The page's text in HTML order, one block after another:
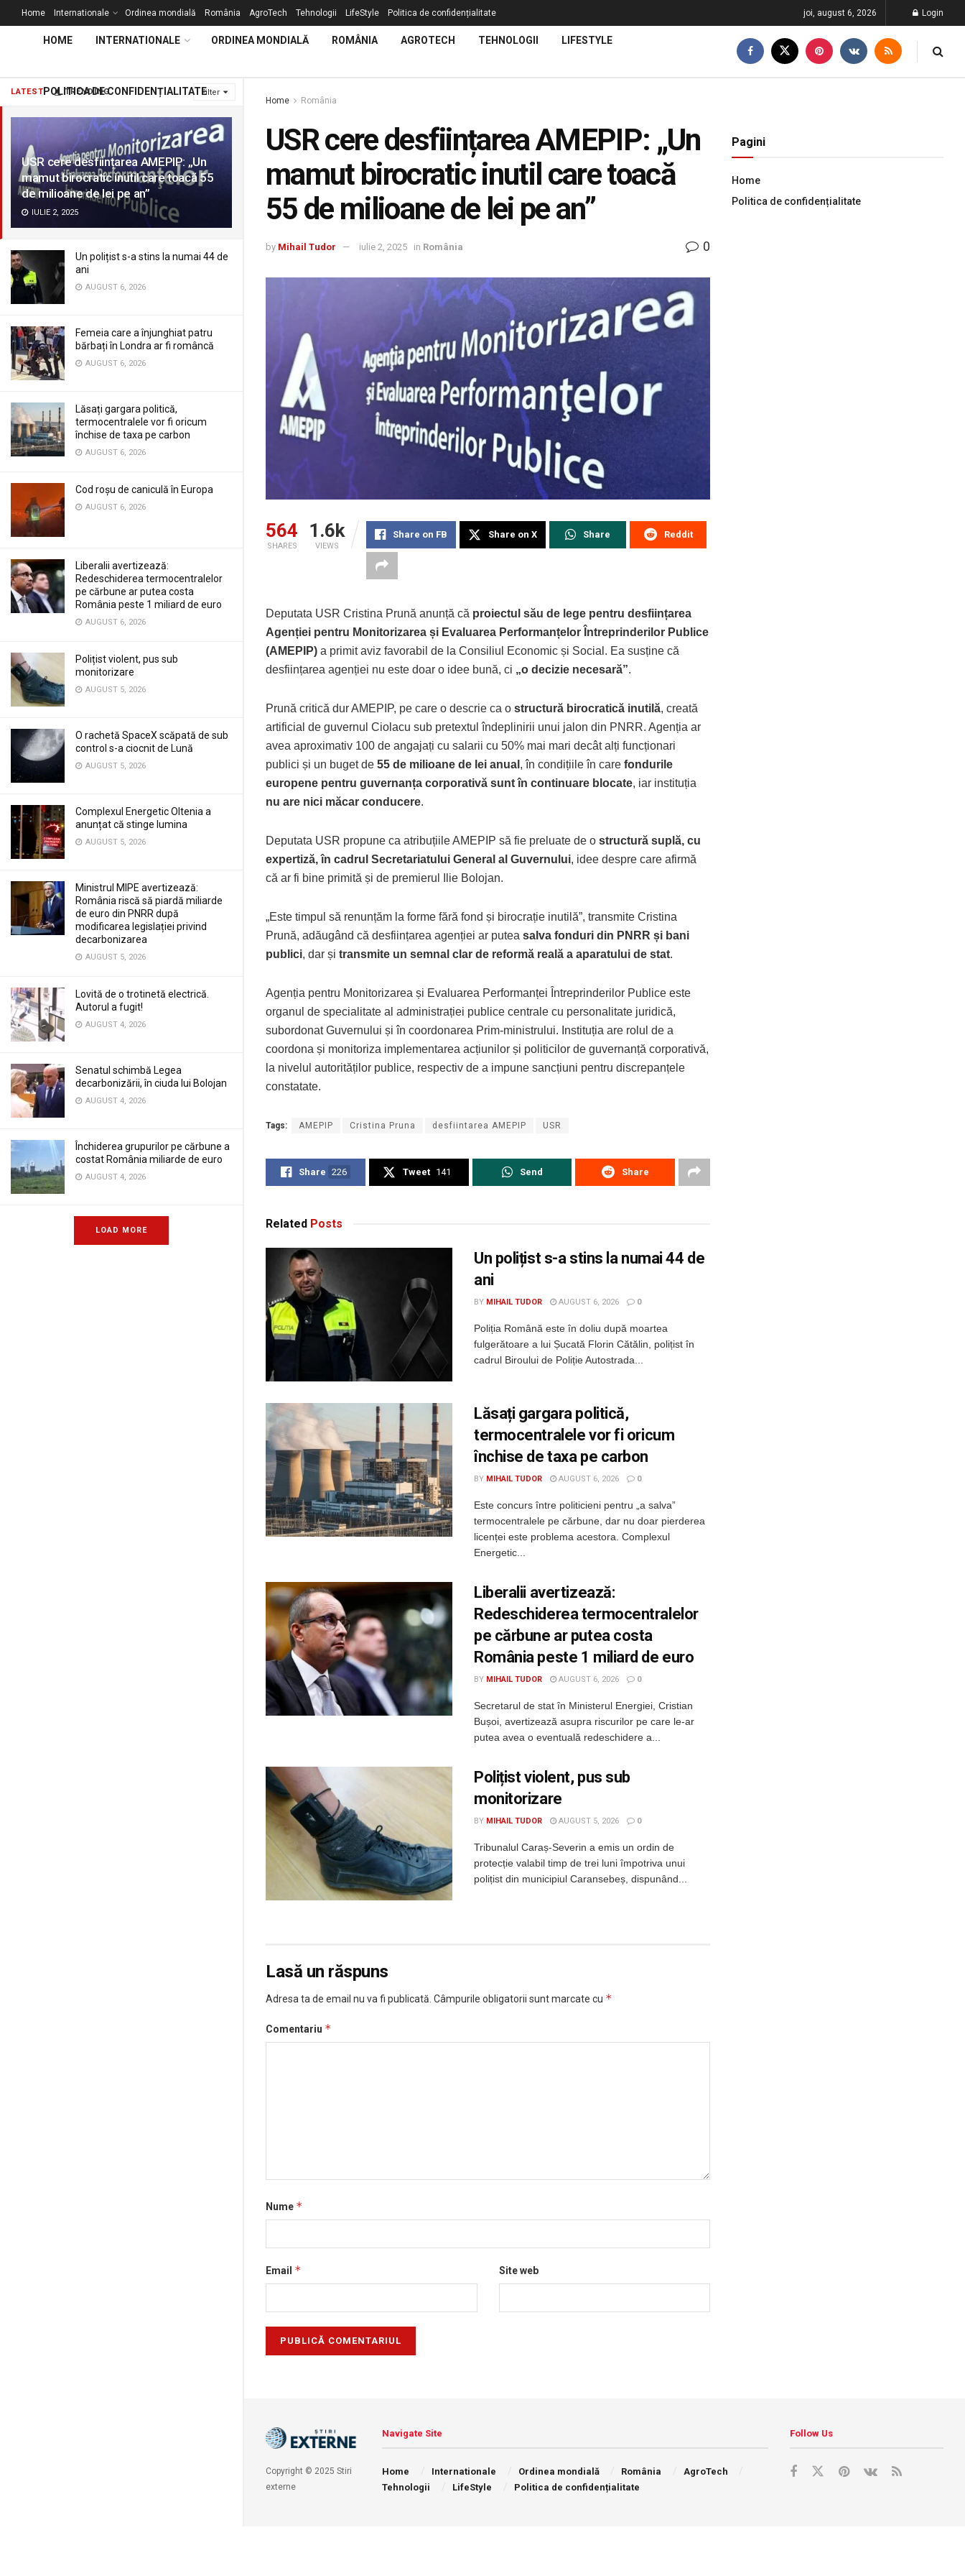
LATEST TRENDING Filter
USR cere desființarea AMEPIP: „Un
mamut birocratic inutil care toacă 55
de milioane de lei pe an”
IULIE 2, 2025
Un polițist s-a stins la numai 44 de
ani
AUGUST 6, 2026
Femeia care a înjunghiat patru
bărbați în Londra ar fi româncă
AUGUST 6, 2026
Lăsați gargara politică,
termocentralele vor fi oricum
închise de taxa pe carbon
AUGUST 6, 2026
Cod roșu de caniculă în Europa
AUGUST 6, 2026
Liberalii avertizează:
Redeschiderea termocentralelor
pe cărbune ar putea costa
România peste 1 miliard de euro
AUGUST 6, 2026
Polițist violent, pus sub
monitorizare
AUGUST 5, 2026
O rachetă SpaceX scăpată de sub
control s-a ciocnit de Lună
AUGUST 5, 2026
Complexul Energetic Oltenia a
anunțat că stinge lumina
AUGUST 5, 2026
Ministrul MIPE avertizează:
România riscă să piardă miliarde
de euro din PNRR după
modificarea legislației privind
decarbonizarea
AUGUST 5, 2026
Lovită de o trotinetă electrică.
Autorul a fugit!
AUGUST 4, 2026
Senatul schimbă Legea
decarbonizării, în ciuda lui Bolojan
AUGUST 4, 2026
Închiderea grupurilor pe cărbune a
costat România miliarde de euro
AUGUST 4, 2026
LOAD MORE
Home Internationale Ordinea mondială România AgroTech Tehnologii LifeStyle Politica de confidențialitate joi, august 6, 2026 Login
HOME INTERNATIONALE ORDINEA MONDIALĂ ROMÂNIA AGROTECH TEHNOLOGII LIFESTYLE
POLITICA DE CONFIDENȚIALITATE
Home România
USR cere desființarea AMEPIP: „Un
mamut birocratic inutil care toacă
55 de milioane de lei pe an”
by Mihail Tudor iulie 2, 2025 in România 0
564
SHARES
1.6k
VIEWS
Share on FB Share on X Share Reddit
Deputata USR Cristina Prună anunță că proiectul său de lege pentru desființarea
Agenției pentru Monitorizarea și Evaluarea Performanțelor Întreprinderilor Publice
(AMEPIP) a primit aviz favorabil de la Consiliul Economic și Social. Ea susține că
desființarea agenției nu este doar o idee bună, ci „o decizie necesară”.
Prună critică dur AMEPIP, pe care o descrie ca o structură birocratică inutilă, creată
artificial de guvernul Ciolacu sub pretextul îndeplinirii unui jalon din PNRR. Agenția ar
avea aproximativ 100 de angajați cu salarii cu 50% mai mari decât alți funcționari
publici și un buget de 55 de milioane de lei anual , în condițiile în care fondurile
europene pentru guvernanța corporativă sunt în continuare blocate, iar instituția
nu are nici măcar conducere.
Deputata USR propune ca atribuțiile AMEPIP să fie preluate de o structură suplă, cu
expertiză, în cadrul Secretariatului General al Guvernului, idee despre care afirmă
că ar fi bine primită și de premierul Ilie Bolojan.
„Este timpul să renunțăm la forme fără fond și birocrație inutilă”, transmite Cristina
Prună, adăugând că desființarea agenției ar putea salva fonduri din PNRR și bani
publici, dar și transmite un semnal clar de reformă reală a aparatului de stat.
Agenția pentru Monitorizarea și Evaluarea Performanței Întreprinderilor Publice este
organul de specialitate al administrației publice centrale cu personalitate juridică,
subordonat Guvernului și în coordonarea Prim-ministrului. Instituția are rolul de a
coordona și monitoriza implementarea acțiunilor și politicilor de guvernanță corporativă,
la nivelul autorităților publice, respectiv de a impune sancțiuni pentru discrepanțele
constatate.
Tags: AMEPIP Cristina Pruna desfiintarea AMEPIP USR
Share 226 Tweet 141 Send Share
Related Posts
Un polițist s-a stins la numai 44 de
ani
BY MIHAIL TUDOR AUGUST 6, 2026 0
Poliția Română este în doliu după moartea
fulgerătoare a lui Șucată Florin Cătălin, polițist în
cadrul Biroului de Poliție Autostrada...
Lăsați gargara politică,
termocentralele vor fi oricum
închise de taxa pe carbon
BY MIHAIL TUDOR AUGUST 6, 2026 0
Este concurs între politicieni pentru „a salva”
termocentralele pe cărbune, dar nu doar pierderea
licenței este problema acestora. Complexul
Energetic...
Liberalii avertizează:
Redeschiderea termocentralelor
pe cărbune ar putea costa
România peste 1 miliard de euro
BY MIHAIL TUDOR AUGUST 6, 2026 0
Secretarul de stat în Ministerul Energiei, Cristian
Bușoi, avertizează asupra riscurilor pe care le-ar
putea avea o eventuală redeschidere a...
Polițist violent, pus sub
monitorizare
BY MIHAIL TUDOR AUGUST 5, 2026 0
Tribunalul Caraș-Severin a emis un ordin de
protecție valabil timp de trei luni împotriva unui
polițist din municipiul Caransebeș, dispunând...
Lasă un răspuns
Adresa ta de email nu va fi publicată. Câmpurile obligatorii sunt marcate cu *
Comentariu *
Nume *
Email * Site web
Pagini
Home
Politica de confidențialitate
Copyright © 2025 Stiri
externe
Navigate Site
Home Internationale Ordinea mondială România
AgroTech
Tehnologii
LifeStyle Politica de confidențialitate
Follow Us